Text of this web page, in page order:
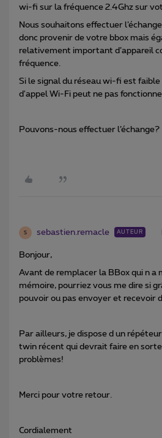
wi-fi sur la fréquence 2.4Ghz sur
Nous souhaitons effectuer
donc provenir de votre bbox mais
relativement important d’appareil
fréquence.
Si le signal du réseau wi-fi est
d'appel Wi-Fi peut ne pas
Pouvons-nous effectuer l’échange?
S sebastien.remacle AUTEUR
Bonjour,
Avant de remplacer la BBox qui n a
mémoire, pourriez vous me dire si
pouvoir ou pas envoyer et recevoir
Par ailleurs, je dispose d un
twin récent qui devrait faire en sorte
problèmes!
Merci pour votre retour.
Cordialement